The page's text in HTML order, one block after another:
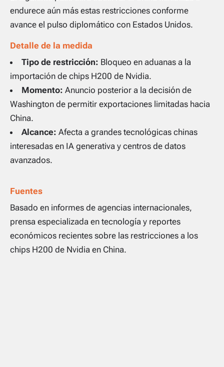
endurece aún más estas restricciones conforme
avance el pulso diplomático con Estados Unidos.
Detalle de la medida
Tipo de restricción: Bloqueo en aduanas a la
importación de chips H200 de Nvidia.
Momento: Anuncio posterior a la decisión de
Washington de permitir exportaciones limitadas hacia
China.
Alcance: Afecta a grandes tecnológicas chinas
interesadas en IA generativa y centros de datos
avanzados.
Fuentes
Basado en informes de agencias internacionales,
prensa especializada en tecnología y reportes
económicos recientes sobre las restricciones a los
chips H200 de Nvidia en China.